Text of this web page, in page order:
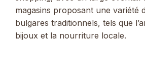
magasins proposant une variété
bulgares traditionnels, tels que
bijoux et la nourriture locale.